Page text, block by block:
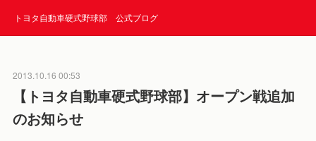
トヨタ自動車硬式野球部 公式ブログ
2013.10.16 00:53
【トヨタ自動車硬式野球部】オープン戦追加
のお知らせ